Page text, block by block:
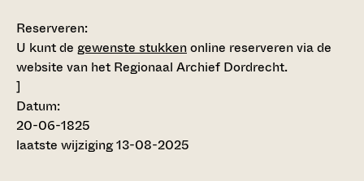
Reserveren:
U kunt de gewenste stukkenonline reserveren via de
website van het Regionaal Archief Dordrecht.
]
Datum:
20-06-1825
laatste wijziging 13-08-2025